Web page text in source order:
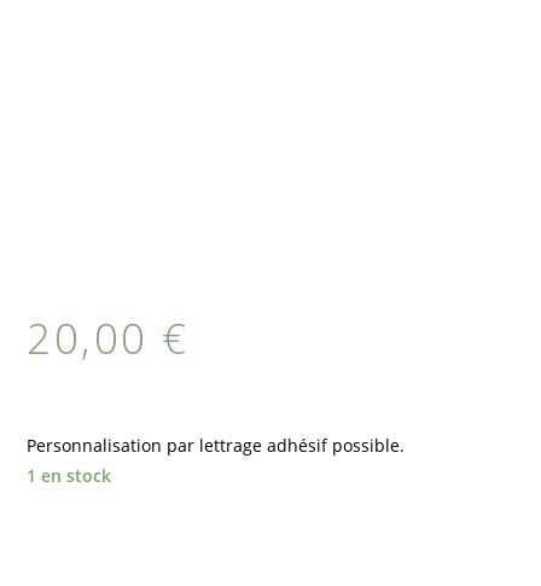
20,00 €
Personnalisation par lettrage adhésif possible.
1 en stock